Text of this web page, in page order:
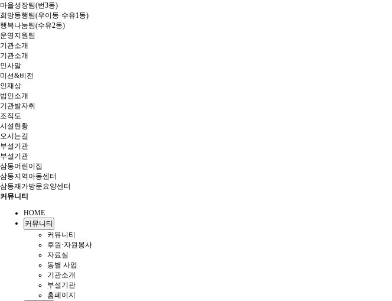
마을성장팀(번3동)
희망동행팀(우이동·수유1동)
행복나눔팀(수유2동)
운영지원팀
기관소개
기관소개
인사말
미션&비전
인재상
법인소개
기관발자취
조직도
시설현황
오시는길
부설기관
부설기관
삼동어린이집
삼동지역아동센터
삼동재가방문요양센터
커뮤니티
HOME
커뮤니티
커뮤니티
후원·자원봉사
자료실
동별 사업
기관소개
부설기관
홈페이지